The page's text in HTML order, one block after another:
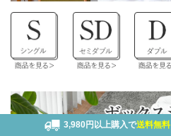
3,980円以上購入で送料無料